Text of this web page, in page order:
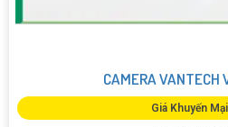
CAMERA
Giá Khuyến